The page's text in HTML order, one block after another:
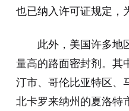
也已纳入许可证规定，
此外，美国许多地
量高的路面密封剂。其
汀市、哥伦比亚特区、
北卡罗来纳州的夏洛特